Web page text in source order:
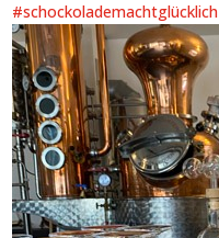
#schockolademachtglücklich